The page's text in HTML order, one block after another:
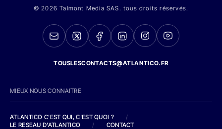
© 2026 Talmont Media SAS. tous droits réservés.
TOUSLESCONTACTS@ATLANTICO.FR
MIEUX NOUS CONNAITRE
ATLANTICO C'EST QUI, C'EST QUOI ?
/
LE RESEAU D'ATLANTICO
/ CONTACT